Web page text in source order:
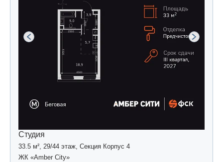
Студия
33.5 м², 29/44 этаж, Секция Корпус 4
ЖК «Amber Сity»